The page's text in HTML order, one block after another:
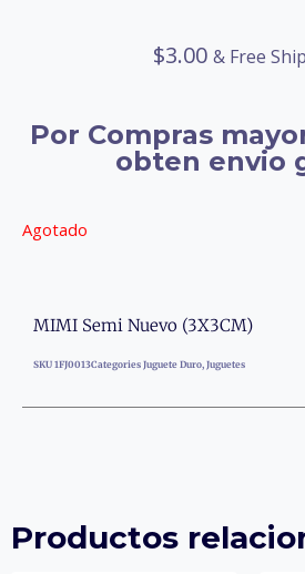
$3.00 & Free
Por Compras
obten envio
Agotado
MIMI Semi Nuevo (3X3CM)
SKU 1FJ0013Categories Juguete Duro, Juguetes
Productos